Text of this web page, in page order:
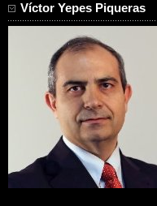
Víctor Yepes Piqueras